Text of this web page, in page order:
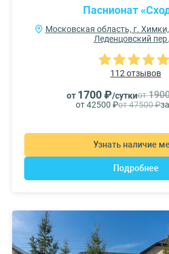
Паснионат
Московская область, г.
Леденцовский
112 отзывов
от 1700 ₽/суткиот
от 42500 ₽от 47500 ₽
Узнать наличие
Подробнее